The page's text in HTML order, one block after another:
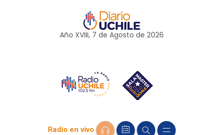
Año XVIII, 7 de Agosto de 2026
Radio en vivo